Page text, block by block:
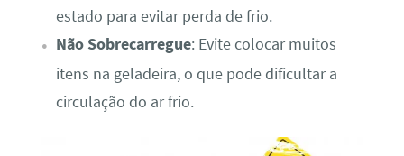
estado para evitar perda de frio.
Não Sobrecarregue: Evite colocar muitos
itens na geladeira, o que pode dificultar a
circulação do ar frio.